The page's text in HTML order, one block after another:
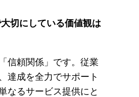
切にしている価値観は
信頼関係」です。従業
達成を全力でサポート
なるサービス提供にと